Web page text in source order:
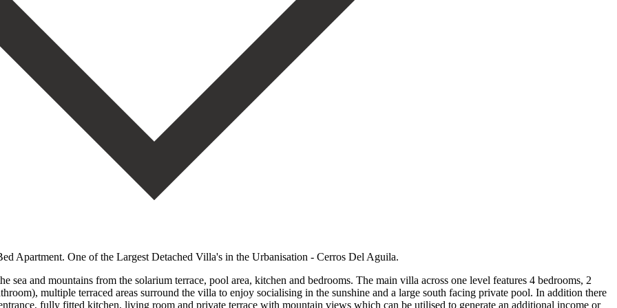
Apartment. One of the Largest Detached Villa's in the Urbanisation - Cerros Del Aguila.
and mountains from the solarium terrace, pool area, kitchen and bedrooms. The main villa across one level features 4 bedrooms, 2
multiple terraced areas surround the villa to enjoy socialising in the sunshine and a large south facing private pool. In addition there
fully fitted kitchen, living room and private terrace with mountain views which can be utilised to generate an additional income or